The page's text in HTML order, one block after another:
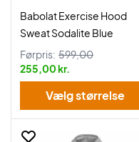
Babolat Exercise Hood
Sweat Sodalite Blue
Førpris: 599,00
255,00 kr.
Vælg størrelse